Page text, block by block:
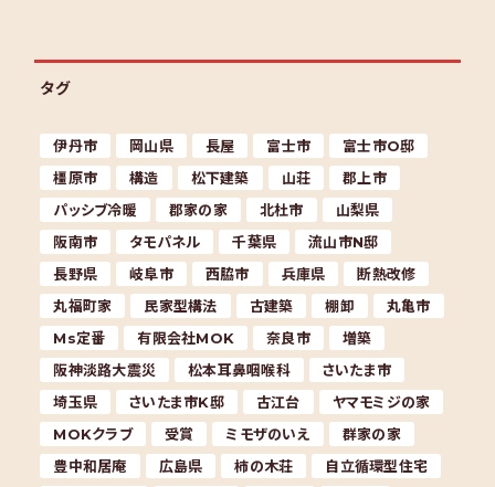
タグ
伊丹市 岡山県 長屋 富士市
富士市O邸
橿原市
構造 松下建築 山荘
郡上市
パッシブ冷暖
郡家の家 北杜市
山梨県
阪南市
タモパネル 千葉県
流山市N邸
長野県
岐阜市 西脇市 兵庫県
断熱改修
丸福町家
民家型構法 古建築 棚卸
丸亀市
Ms定番
有限会社MOK 奈良市
増築
阪神淡路大震災
松本耳鼻咽喉科
さいたま市
埼玉県
さいたま市K邸 古江台
ヤマモミジの家
MOKクラブ
受賞 ミモザのいえ
群家の家
豊中和居庵
広島県 柿の木荘
自立循環型住宅